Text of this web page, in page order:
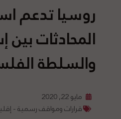
روسيا تدعم
المحادثات بين
والسلطة
مايو 22, 2020
قرارات ومواقف رسمية -